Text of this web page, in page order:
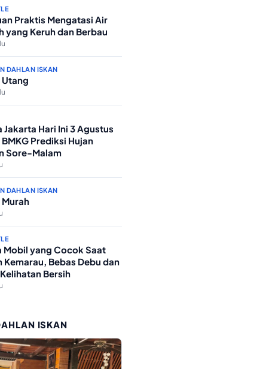
Praktis Mengatasi Air
yang Keruh dan Berbau
DAHLAN ISKAN
Utang
Jakarta Hari Ini 3 Agustus
Prediksi Hujan
Sore-Malam
DAHLAN ISKAN
Murah
Mobil yang Cocok Saat
Kemarau, Bebas Debu dan
Bersih
ISKAN